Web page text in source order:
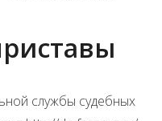
службы судебных